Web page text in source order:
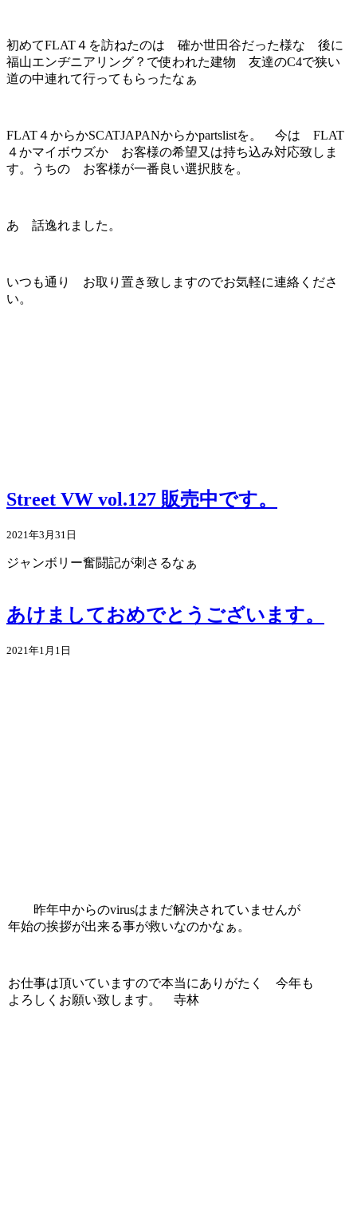
初めてFLAT４を訪ねたのは 確か世田谷だった様な 後に
福山エンヂニアリング？で使われた建物 友達のC4で狭い
道の中連れて行ってもらったなぁ
FLAT４からかSCATJAPANからかpartslistを。 今は FLAT
４かマイボウズか お客様の希望又は持ち込み対応致しま
す。うちの お客様が一番良い選択肢を。
あ 話逸れました。
いつも通り お取り置き致しますのでお気軽に連絡くださ
い。
Street VW vol.127 販売中です。
2021年3月31日
ジャンボリー奮闘記が刺さるなぁ
あけましておめでとうございます。
2021年1月1日
昨年中からのvirusはまだ解決されていませんが
年始の挨拶が出来る事が救いなのかなぁ。
お仕事は頂いていますので本当にありがたく 今年も
よろしくお願い致します。 寺林